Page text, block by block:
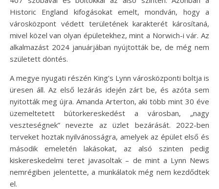
Historic England kifogásokat emelt, mondván, hogy a
városközpont védett területének karakterét károsítaná,
mivel közel van olyan épületekhez, mint a Norwich-i vár. Az
alkalmazást 2024 januárjában nyújtották be, de még nem
született döntés.
A megye nyugati részén King’s Lynn városközponti boltja is
üresen áll. Az első lezárás idején zárt be, és azóta sem
nyitották meg újra. Amanda Arterton, aki több mint 30 éve
üzemeltetett bútorkereskedést a városban, „nagy
veszteségnek” nevezte az üzlet bezárását. 2022-ben
terveket hoztak nyilvánosságra, amelyek az épület első és
második emeletén lakásokat, az alsó szinten pedig
kiskereskedelmi teret javasoltak – de mint a Lynn News
nemrégiben jelentette, a munkálatok még nem kezdődtek
el.